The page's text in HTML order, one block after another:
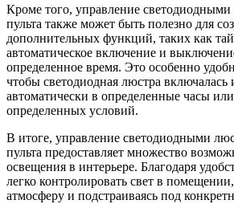
Кроме того, управление
пульта также может быть полезно для
дополнительных функций, таких как
автоматическое включение и
определенное время. Это особенно
чтобы светодиодная люстра включалась
автоматически в определенные часы
определенных условий.
В итоге, управление светодиодными
пульта предоставляет множество
освещения в интерьере. Благодаря
легко контролировать свет в
атмосферу и подстраиваясь под